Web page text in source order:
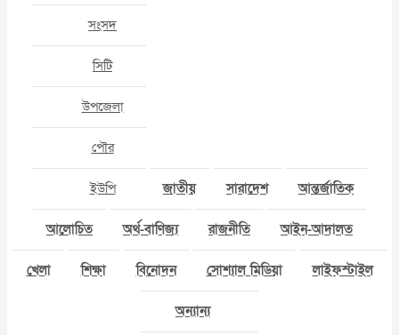
সংসদ
সিটি
উপজেলা
পৌর
ইউপি জাতীয় সারাদেশ আন্তর্জাতিক
আলোচিত অর্থ-বাণিজ্য রাজনীতি আইন-আদালত
খেলা শিক্ষা বিনোদন সোশ্যাল মিডিয়া লাইফস্টাইল
অন্যান্য